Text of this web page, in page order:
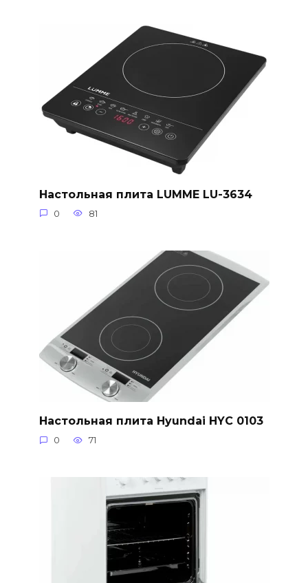
Настольная плита LUMME LU-3634
0 81
Настольная плита Hyundai HYC 0103
0 71